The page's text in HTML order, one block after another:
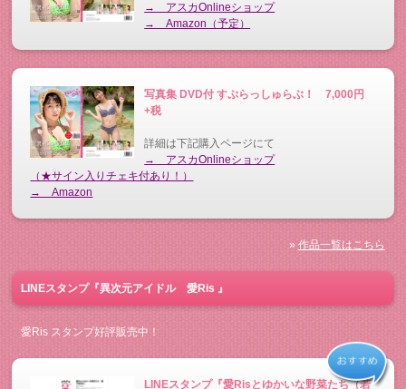
→ アスカOnlineショップ
→ Amazon（予定）
写真集 DVD付 すぷらっしゅらぶ！ 7,000円
+税
詳細は下記購入ページにて
→ アスカOnlineショップ
（★サイン入りチェキ付あり！）
→ Amazon
» 作品一覧はこちら
LINEスタンプ『異次元アイドル 愛Ris 』
愛Ris スタンプ好評販売中！
LINEスタンプ『愛Risとゆかいな野菜たち（若